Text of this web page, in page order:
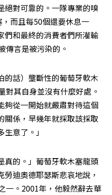
絕對可靠的。一隊專業的嗅
而且每50個還要休息一
們和最終的消費者們所灌輸
傳言是被污染的。
的話）壟斷性的葡萄牙軟木
對其自身並沒有什麼好處。
夠從一開始就嚴肅對待這個
關係，早幾年就採取該採取
意了。」
真的。」葡萄牙軟木塞龍頭
迪奧德耶瑟斯悲哀地說，
一。2001年，他毅然辭去華